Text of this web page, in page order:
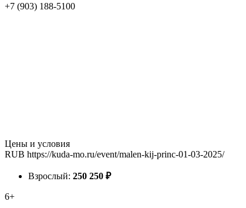
+7 (903) 188-5100
Цены и условия
RUB https://kuda-mo.ru/event/malen-kij-princ-01-03-2025/
Взрослый: 250 250 ₽
6+